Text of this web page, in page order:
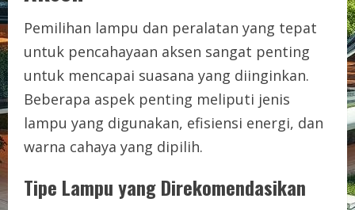
Pemilihan lampu dan peralatan yang tepat
untuk pencahayaan aksen sangat penting
untuk mencapai suasana yang diinginkan.
Beberapa aspek penting meliputi jenis
lampu yang digunakan, efisiensi energi, dan
warna cahaya yang dipilih.
Tipe Lampu yang Direkomendasikan